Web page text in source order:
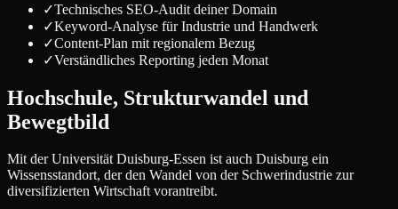
✓Technisches SEO-Audit deiner Domain
✓Keyword-Analyse für Industrie und Handwerk
✓Content-Plan mit regionalem Bezug
✓Verständliches Reporting jeden Monat
Hochschule, Strukturwandel und
Bewegtbild
Mit der Universität Duisburg-Essen ist auch Duisburg ein
Wissensstandort, der den Wandel von der Schwerindustrie zur
diversifizierten Wirtschaft vorantreibt.